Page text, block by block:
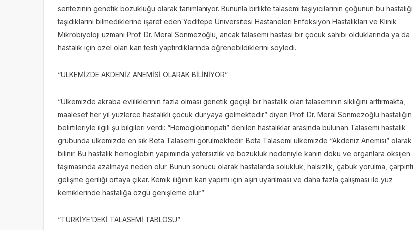
sentezinin genetik bozukluğu olarak tanımlanıyor. Bununla birlikte talasemi taşıyıcılarının çoğunun bu hastalığı
taşıdıklarını bilmediklerine işaret eden Yeditepe Üniversitesi Hastaneleri Enfeksiyon Hastalıkları ve Klinik
Mikrobiyoloji uzmanı Prof. Dr. Meral Sönmezoğlu, ancak talasemi hastası bir çocuk sahibi olduklarında ya da
hastalık için özel olan kan testi yaptırdıklarında öğrenebildiklerini söyledi.
“ÜLKEMİZDE AKDENİZ ANEMİSİ OLARAK BİLİNİYOR”
“Ülkemizde akraba evliliklerinin fazla olması genetik geçişli bir hastalık olan talaseminin sıklığını arttırmakta,
maalesef her yıl yüzlerce hastalıklı çocuk dünyaya gelmektedir” diyen Prof. Dr. Meral Sönmezoğlu hastalığın
belirtileriyle ilgili şu bilgileri verdi: “Hemoglobinopati” denilen hastalıklar arasında bulunan Talasemi hastalık
grubunda ülkemizde en sık Beta Talasemi görülmektedir. Beta Talasemi ülkemizde “Akdeniz Anemisi” olarak
bilinir. Bu hastalık hemoglobin yapımında yetersizlik ve bozukluk nedeniyle kanın doku ve organlara oksijen
taşımasında azalmaya neden olur. Bunun sonucu olarak hastalarda solukluk, halsizlik, çabuk yorulma, çarpıntı,
gelişme geriliği ortaya çıkar. Kemik iliğinin kan yapımı için aşırı uyarılması ve daha fazla çalışması ile yüz
kemiklerinde hastalığa özgü genişleme olur.”
“TÜRKİYE’DEKİ TALASEMİ TABLOSU”